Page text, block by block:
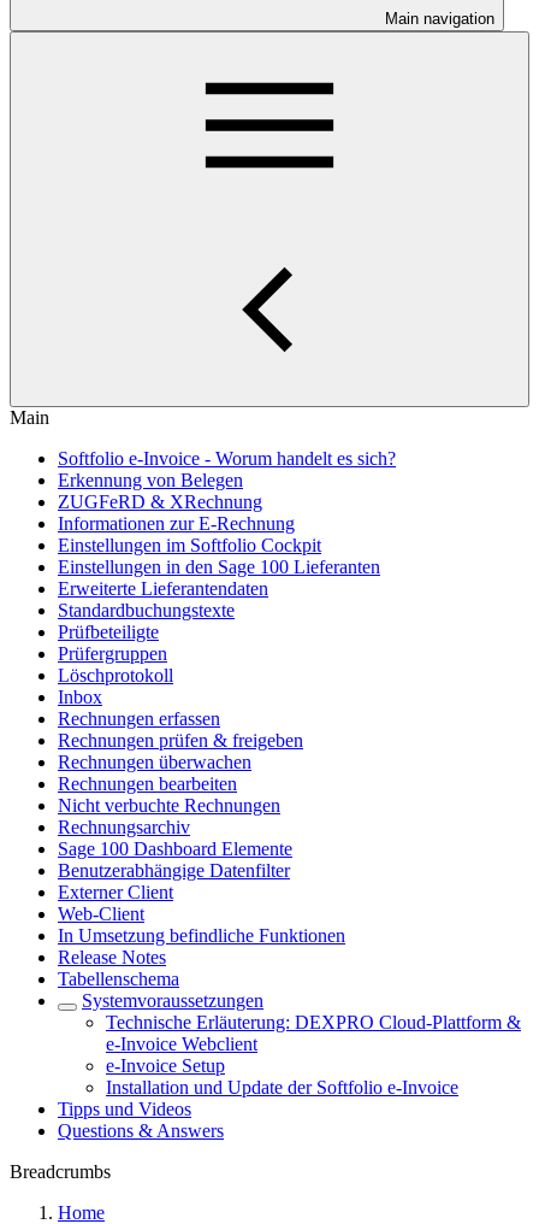
Main navigation
Main
Softfolio e-Invoice - Worum handelt es sich?
Erkennung von Belegen
ZUGFeRD & XRechnung
Informationen zur E-Rechnung
Einstellungen im Softfolio Cockpit
Einstellungen in den Sage 100 Lieferanten
Erweiterte Lieferantendaten
Standardbuchungstexte
Prüfbeteiligte
Prüfergruppen
Löschprotokoll
Inbox
Rechnungen erfassen
Rechnungen prüfen & freigeben
Rechnungen überwachen
Rechnungen bearbeiten
Nicht verbuchte Rechnungen
Rechnungsarchiv
Sage 100 Dashboard Elemente
Benutzerabhängige Datenfilter
Externer Client
Web-Client
In Umsetzung befindliche Funktionen
Release Notes
Tabellenschema
Systemvoraussetzungen
Technische Erläuterung: DEXPRO Cloud-Plattform &
e-Invoice Webclient
e-Invoice Setup
Installation und Update der Softfolio e-Invoice
Tipps und Videos
Questions & Answers
Breadcrumbs
Home